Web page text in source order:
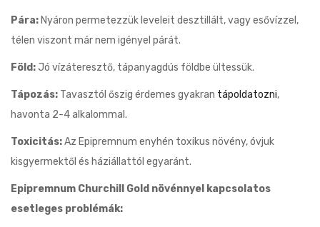
Pára: Nyáron permetezzük leveleit desztillált, vagy esővízzel,
télen viszont már nem igényel párát.
Föld:Jó vízáteresztő, tápanyagdús földbe ültessük.
Tápozás: Tavasztól őszig érdemes gyakran tápoldatozni,
havonta 2-4 alkalommal.
Toxicitás:Az Epipremnum enyhén toxikus növény, óvjuk
kisgyermektől és háziállattól egyaránt.
Epipremnum Churchill Gold növénnyel kapcsolatos
esetleges problémák: